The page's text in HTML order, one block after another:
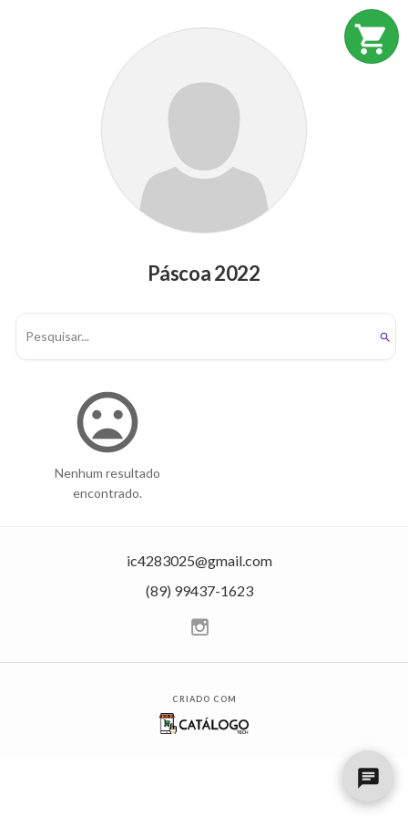
shopping_cart
chat
Páscoa 2022
search
mood_bad
Nenhum resultado
encontrado.
ic4283025@gmail.com
(89) 99437-1623
CRIADO COM